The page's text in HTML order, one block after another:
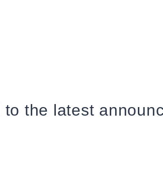
the latest